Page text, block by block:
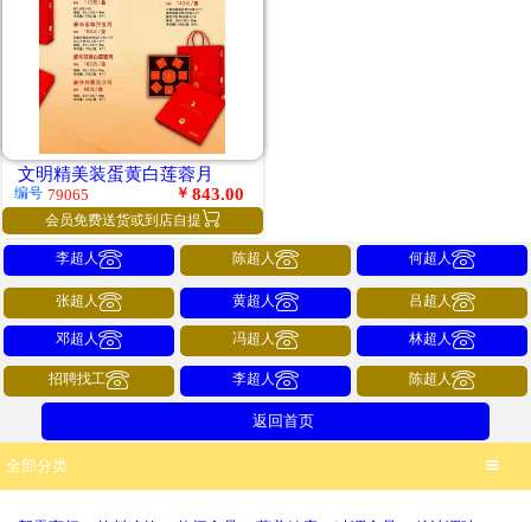
文明精美装蛋黄白莲蓉月
编号 79065 ￥ 843.00
会员免费送货或到店自提 
李超人 陈超人 何超人
张超人 黄超人 吕超人
邓超人 冯超人 林超人
招聘找工 李超人 陈超人
返回首页
全部分类 